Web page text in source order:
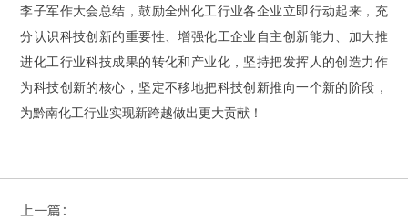
李子军作大会总结，鼓励全州化工行业各企业立即行动起来，充
分认识科技创新的重要性、增强化工企业自主创新能力、加大推
进化工行业科技成果的转化和产业化，坚持把发挥人的创造力作
为科技创新的核心，坚定不移地把科技创新推向一个新的阶段，
为黔南化工行业实现新跨越做出更大贡献！
上一篇：